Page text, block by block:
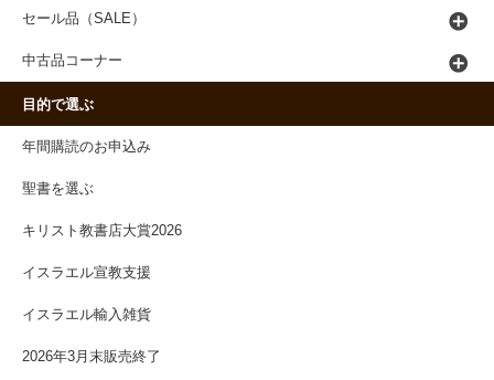
セール品（SALE）
中古品コーナー
目的で選ぶ
年間購読のお申込み
聖書を選ぶ
キリスト教書店大賞2026
イスラエル宣教支援
イスラエル輸入雑貨
2026年3月末販売終了